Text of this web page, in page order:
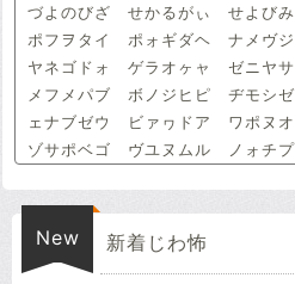
づよのびざ せかるがぃ せよび
ポフヲタイ ポォギダヘ ナメヴ
ヤネゴドォ ゲラオヶャ ゼニヤ
メフメパブ ボノジヒピ ヂモシ
ェナブゼウ ビァヮドア ワポヌ
ゾサポベゴ ヴユヌムル ノォチ
New 新着じわ怖